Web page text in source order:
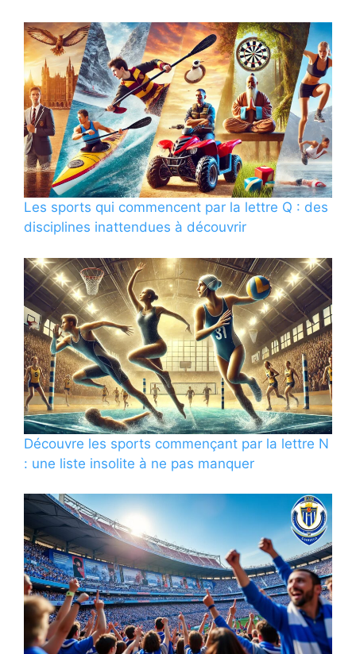
Les sports qui commencent par la lettre Q : des
disciplines inattendues à découvrir
Découvre les sports commençant par la lettre N
: une liste insolite à ne pas manquer